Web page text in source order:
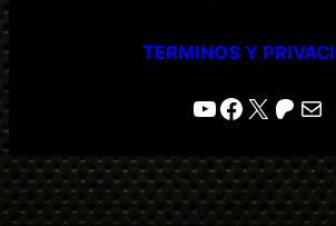
TERMINOS Y
YouTube
Facebook
X